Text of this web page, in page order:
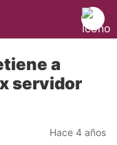
a
servidor
Hace 4 años